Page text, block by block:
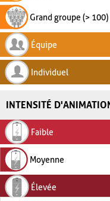
Grand groupe (> 100)
Équipe
Individuel
INTENSITÉ
Faible
Moyenne
Élevée